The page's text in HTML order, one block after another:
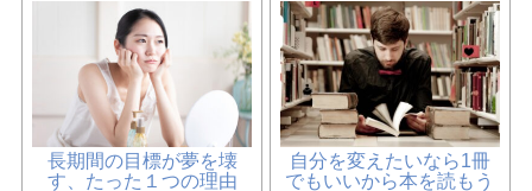
長期間の目標が夢を壊
す、たった１つの理由
自分を変えたいなら1冊
でもいいから本を読もう